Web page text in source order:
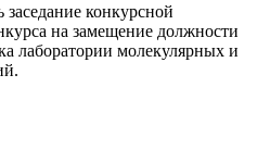
заседание конкурсной
на замещение должности
лаборатории молекулярных и